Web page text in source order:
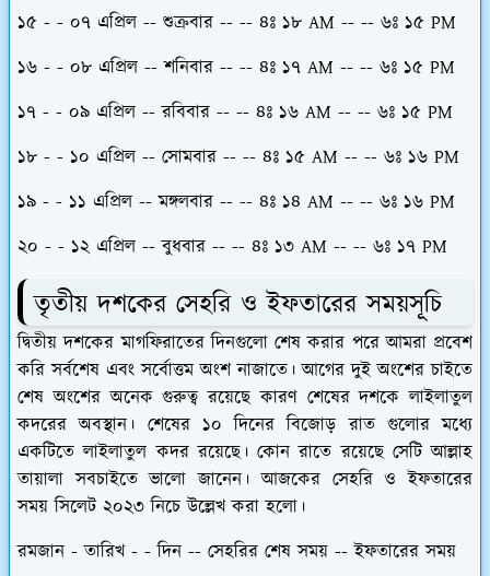
১৫ - - ০৭ এপ্রিল -- শুক্রবার -- -- ৪ঃ ১৮ AM -- -- ৬ঃ ১৫ PM
১৬ - - ০৮ এপ্রিল -- শনিবার -- -- ৪ঃ ১৭ AM -- -- ৬ঃ ১৫ PM
১৭ - - ০৯ এপ্রিল -- রবিবার -- -- ৪ঃ ১৬ AM -- -- ৬ঃ ১৫ PM
১৮ - - ১০ এপ্রিল -- সোমবার -- -- ৪ঃ ১৫ AM -- -- ৬ঃ ১৬ PM
১৯ - - ১১ এপ্রিল -- মঙ্গলবার -- -- ৪ঃ ১৪ AM -- -- ৬ঃ ১৬ PM
২০ - - ১২ এপ্রিল -- বুধবার -- -- ৪ঃ ১৩ AM -- -- ৬ঃ ১৭ PM
তৃতীয় দশকের সেহরি ও ইফতারের সময়সূচি
দ্বিতীয় দশকের মাগফিরাতের দিনগুলো শেষ করার পরে আমরা প্রবেশ
করি সর্বশেষ এবং সর্বোত্তম অংশ নাজাতে। আগের দুই অংশের চাইতে
শেষ অংশের অনেক গুরুত্ব রয়েছে কারণ শেষের দশকে লাইলাতুল
কদরের অবস্থান। শেষের ১০ দিনের বিজোড় রাত গুলোর মধ্যে
একটিতে লাইলাতুল কদর রয়েছে। কোন রাতে রয়েছে সেটি আল্লাহ
তায়ালা সবচাইতে ভালো জানেন। আজকের সেহরি ও ইফতারের
সময় সিলেট ২০২৩ নিচে উল্লেখ করা হলো।
রমজান - তারিখ - - দিন -- সেহরির শেষ সময় -- ইফতারের সময়